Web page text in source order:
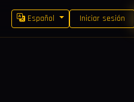
Español Iniciar sesión